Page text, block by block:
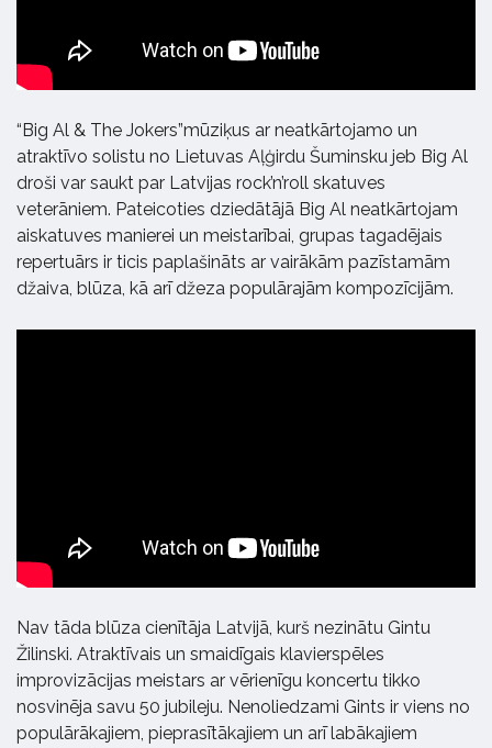
“Big Al & The Jokers”mūziķus ar neatkārtojamo un
atraktīvo solistu no Lietuvas Aļģirdu Šuminsku jeb Big Al
droši var saukt par Latvijas rock’n’roll skatuves
veterāniem. Pateicoties dziedātājā Big Al neatkārtojam
aiskatuves manierei un meistarībai, grupas tagadējais
repertuārs ir ticis paplašināts ar vairākām pazīstamām
džaiva, blūza, kā arī džeza populārajām kompozīcijām.
Nav tāda blūza cienītāja Latvijā, kurš nezinātu Gintu
Žilinski. Atraktīvais un smaidīgais klavierspēles
improvizācijas meistars ar vērienīgu koncertu tikko
nosvinēja savu 50 jubileju. Nenoliedzami Gints ir viens no
populārākajiem, pieprasītākajiem un arī labākajiem